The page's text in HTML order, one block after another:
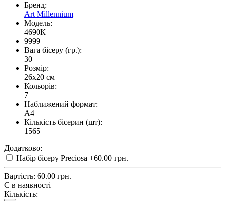
Бренд:
Art Millennium
Модель:
4690К
9999
Вага бісеру (гр.):
30
Розмір:
26x20 см
Кольорів:
7
Наближений формат:
A4
Кількість бісерин (шт):
1565
Додатково:
Набір бісеру Preciosa +60.00 грн.
Вартість: 60.00 грн.
Є в наявності
Кількість: